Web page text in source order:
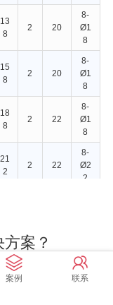
13
8
2 20
8-
Ø1
8
15
8
2 20
8-
Ø1
8
18
8
2 22
8-
Ø1
8
21
2
2 22
8-
Ø2
2
d
f
Ø
b
案？
打造的一系列产品
案例 联系